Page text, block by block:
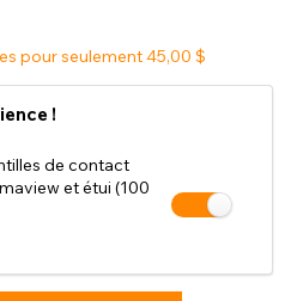
pour seulement 45,00 $
!
de contact
et étui (100